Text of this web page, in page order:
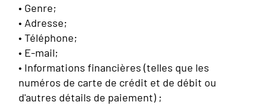
• Genre;
• Adresse;
• Téléphone;
• E-mail;
• Informations financières (telles que les
numéros de carte de crédit et de débit ou
d'autres détails de paiement) ;